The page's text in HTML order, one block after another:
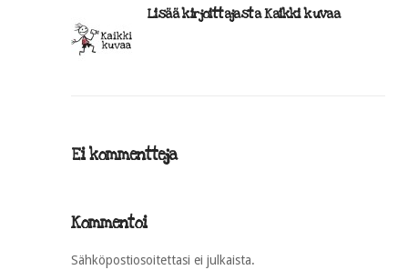
Lisää kirjoittajasta Kaikki kuvaa
Ei kommentteja
Kommentoi
Sähköpostiosoitettasi ei julkaista.